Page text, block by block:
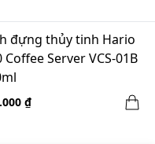
đựng thủy tinh Hario
Coffee Server VCS-01B
₫